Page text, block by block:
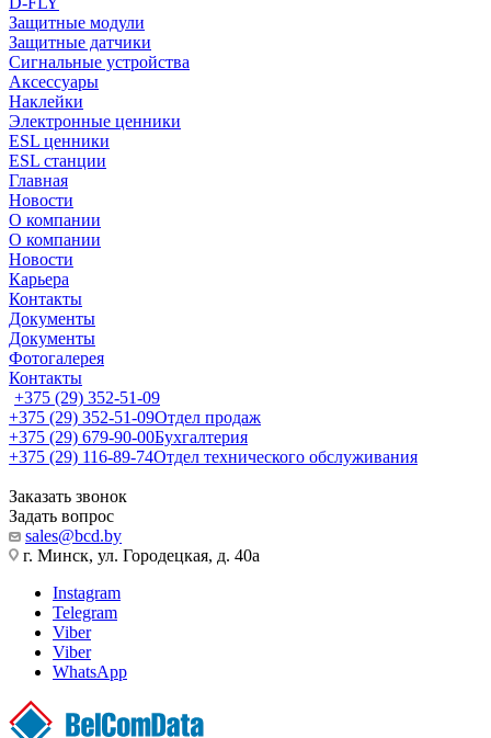
Защитные модули
Защитные датчики
Сигнальные устройства
Аксессуары
Наклейки
Электронные ценники
ESL ценники
ESL станции
Главная
Новости
О компании
О компании
Новости
Карьера
Контакты
Документы
Документы
Фотогалерея
Контакты
+375 (29) 352-51-09
+375 (29) 352-51-09Отдел продаж
+375 (29) 679-90-00Бухгалтерия
+375 (29) 116-89-74Отдел технического обслуживания
Заказать звонок
Задать вопрос
sales@bcd.by
г. Минск, ул. Городецкая, д. 40а
Instagram
Telegram
Viber
Viber
WhatsApp